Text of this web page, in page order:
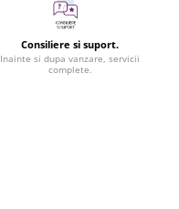
Consiliere si suport.
Inainte si dupa vanzare, servicii
complete.